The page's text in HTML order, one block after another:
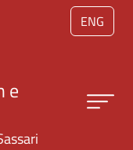
principale
ENG
e